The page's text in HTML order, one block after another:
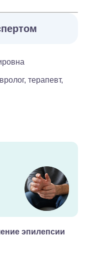
терапевт,
эпилепсии